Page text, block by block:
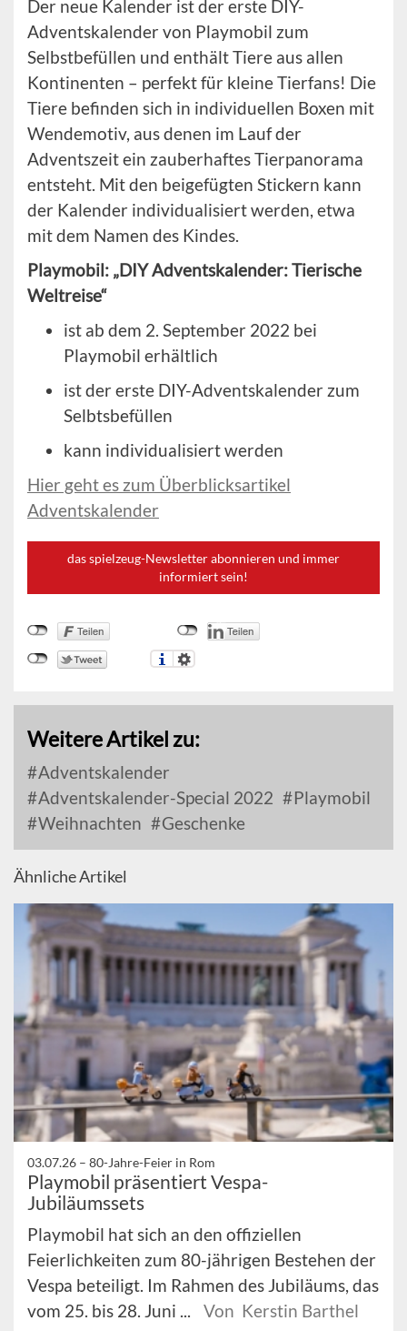
Der neue Kalender ist der erste DIY-
Adventskalender von Playmobil zum
Selbstbefüllen und enthält Tiere aus allen
Kontinenten – perfekt für kleine Tierfans! Die
Tiere befinden sich in individuellen Boxen mit
Wendemotiv, aus denen im Lauf der
Adventszeit ein zauberhaftes Tierpanorama
entsteht. Mit den beigefügten Stickern kann
der Kalender individualisiert werden, etwa
mit dem Namen des Kindes.
Playmobil: „DIY Adventskalender: Tierische
Weltreise“
ist ab dem 2. September 2022 bei
Playmobil erhältlich
ist der erste DIY-Adventskalender zum
Selbtsbefüllen
kann individualisiert werden
Hier geht es zum Überblicksartikel
Adventskalender
das spielzeug-Newsletter abonnieren und immer
informiert sein!
Weitere Artikel zu:
Adventskalender
Adventskalender-Special 2022
Playmobil
Weihnachten
Geschenke
Ähnliche Artikel
03.07.26 – 80-Jahre-Feier in Rom
Playmobil präsentiert Vespa-
Jubiläumssets
Playmobil hat sich an den offiziellen
Feierlichkeiten zum 80-jährigen Bestehen der
Vespa beteiligt. Im Rahmen des Jubiläums, das
vom 25. bis 28. Juni ...
Von Kerstin Barthel